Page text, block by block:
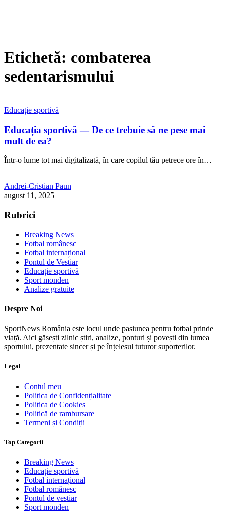
Etichetă: combaterea
sedentarismului
Educație sportivă
Educația sportivă — De ce trebuie să ne pese mai
mult de ea?
Într-o lume tot mai digitalizată, în care copilul tău petrece ore în…
Andrei-Cristian Paun
august 11, 2025
Rubrici
Breaking News
Fotbal românesc
Fotbal internațional
Pontul de Vestiar
Educație sportivă
Sport monden
Analize gratuite
Despre Noi
SportNews România este locul unde pasiunea pentru fotbal prinde
viață. Aici găsești zilnic știri, analize, ponturi și povești din lumea
sportului, prezentate sincer și pe înțelesul tuturor suporterilor.
Legal
Contul meu
Politica de Confidențialitate
Politica de Cookies
Politică de rambursare
Termeni și Condiții
Top Categorii
Breaking News
Educație sportivă
Fotbal internațional
Fotbal românesc
Pontul de vestiar
Sport monden